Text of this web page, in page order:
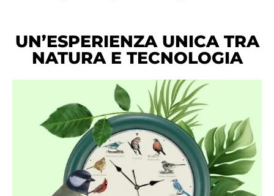
UN’ESPERIENZA UNICA TRA
NATURA E TECNOLOGIA